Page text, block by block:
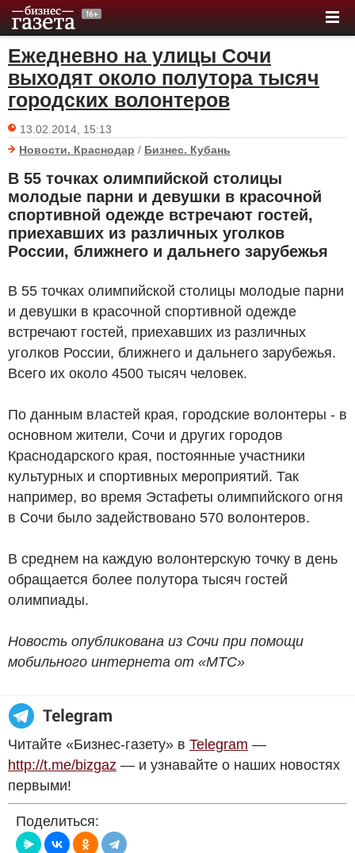
Ежедневно на улицы Сочи
выходят около полутора тысяч
городских волонтеров
13.02.2014, 15:13
Новости. Краснодар / Бизнес. Кубань
В 55 точках олимпийской столицы
молодые парни и девушки в красочной
спортивной одежде встречают гостей,
приехавших из различных уголков
России, ближнего и дальнего зарубежья
В 55 точках олимпийской столицы молодые парни
и девушки в красочной спортивной одежде
встречают гостей, приехавших из различных
уголков России, ближнего и дальнего зарубежья.
Всего их около 4500 тысяч человек.
По данным властей края, городские волонтеры - в
основном жители, Сочи и других городов
Краснодарского края, постоянные участники
культурных и спортивных мероприятий. Так
например, во время Эстафеты олимпийского огня
в Сочи было задействовано 570 волонтеров.
В среднем на каждую волонтерскую точку в день
обращается более полутора тысяч гостей
олимпиады.
Новость опубликована из Сочи при помощи
мобильного интернета от «МТС»
Читайте «Бизнес-газету» в Telegram —
http://t.me/bizgaz — и узнавайте о наших новостях
первыми!
Поделиться: